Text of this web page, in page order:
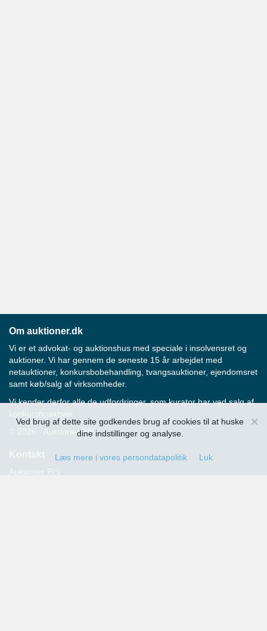
×
Ved brug af dette site godkendes brug af cookies til at huske
dine indstillinger og analyse.
Læs mere i vores persondatapolitik Luk
Om auktioner.dk
Vi er et advokat- og auktionshus med speciale i insolvensret og
auktioner. Vi har gennem de seneste 15 år arbejdet med
netauktioner, konkursbobehandling, tvangsauktioner, ejendomsret
samt køb/salg af virksomheder.
Vi kender derfor alle de udfordringer, som kurator har ved salg af
konkursboaktiver.
© 2026 - Auktioner P/S
Kontakt
Auktioner P/S